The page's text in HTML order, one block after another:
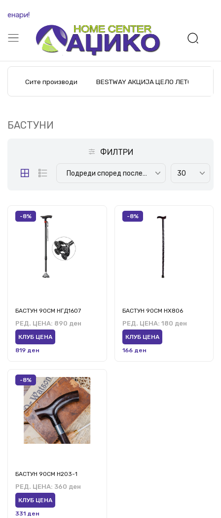
Сите производи BESTWAY АКЦИЈА ЦЕЛО ЛЕТО
БАСТУНИ
ФИЛТРИ
Подреди според последните производи 30
-8%
БАСТУН 90СМ НГД1607
РЕД. ЦЕНА: 890 ден
КЛУБ ЦЕНА
819 ден
-8%
БАСТУН 90СМ HX806
РЕД. ЦЕНА: 180 ден
КЛУБ ЦЕНА
166 ден
-8%
БАСТУН 90СМ Н203-1
РЕД. ЦЕНА: 360 ден
КЛУБ ЦЕНА
331 ден